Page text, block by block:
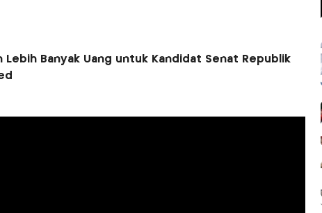
Lebih Banyak Uang untuk Kandidat Senat Republik